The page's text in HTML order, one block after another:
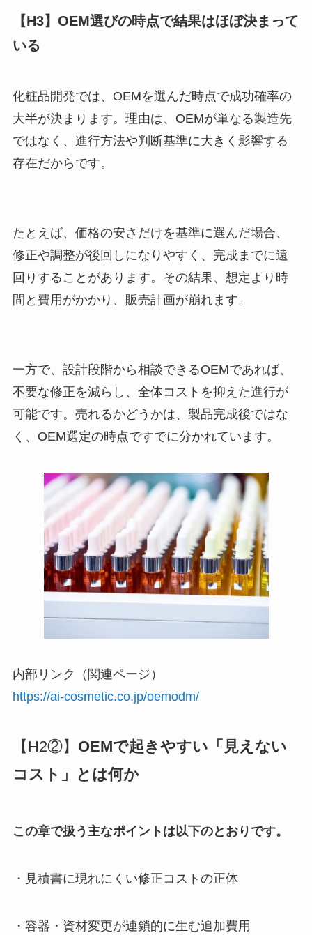
【H3】OEM選びの時点で結果はほぼ決まって
いる
化粧品開発では、OEMを選んだ時点で成功確率の
大半が決まります。理由は、OEMが単なる製造先
ではなく、進行方法や判断基準に大きく影響する
存在だからです。
たとえば、価格の安さだけを基準に選んだ場合、
修正や調整が後回しになりやすく、完成までに遠
回りすることがあります。その結果、想定より時
間と費用がかかり、販売計画が崩れます。
一方で、設計段階から相談できるOEMであれば、
不要な修正を減らし、全体コストを抑えた進行が
可能です。売れるかどうかは、製品完成後ではな
く、OEM選定の時点ですでに分かれています。
内部リンク（関連ページ）
https://ai-cosmetic.co.jp/oemodm/
【H2②】 OEMで起きやすい「見えない
コスト」とは何か
この章で扱う主なポイントは以下のとおりです。
・見積書に現れにくい修正コストの正体
・容器・資材変更が連鎖的に生む追加費用